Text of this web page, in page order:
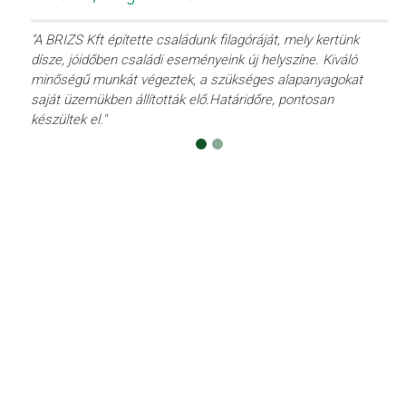
"A BRIZS Kft építette családunk filagóráját, mely kertünk
dísze, jóidőben családi eseményeink új helyszíne. Kiváló
minőségű munkát végeztek, a szükséges alapanyagokat
saját üzemükben állították elő.Határidőre, pontosan
készültek el."